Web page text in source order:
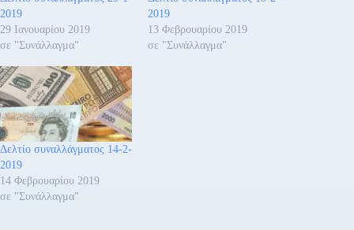
2019
29 Ιανουαρίου 2019
σε "Συνάλλαγμα"
2019
13 Φεβρουαρίου 2019
σε "Συνάλλαγμα"
Δελτίο συναλλάγματος 14-2-
2019
14 Φεβρουαρίου 2019
σε "Συνάλλαγμα"